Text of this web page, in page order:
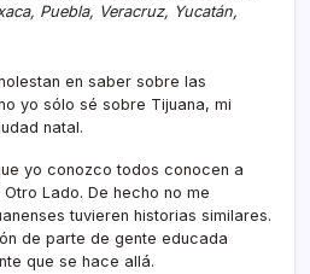
Puebla, Veracruz, Yucatán,
en saber sobre las
yo sólo sé sobre Tijuana, mi
natal.
yo conozco todos conocen a
Lado. De hecho no me
tuvieren historias similares.
de parte de gente educada
que se hace allá.